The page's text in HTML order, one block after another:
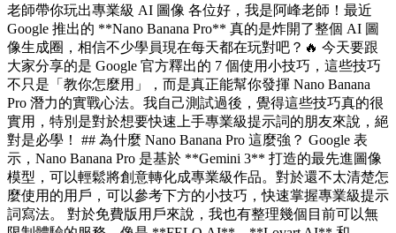
老師帶你玩出專業級 AI 圖像 各位好，我是阿峰老師！最近
Google 推出的 **Nano Banana Pro** 真的是炸開了整個 AI 圖
像生成圈，相信不少學員現在每天都在玩對吧？🔥 今天要跟
大家分享的是 Google 官方釋出的 7 個使用小技巧，這些技巧
不只是「教你怎麼用」，而是真正能幫你發揮 Nano Banana
Pro 潛力的實戰心法。我自己測試過後，覺得這些技巧真的很
實用，特別是對於想要快速上手專業級提示詞的朋友來說，絕
對是必學！ ## 為什麼 Nano Banana Pro 這麼強？ Google 表
示，Nano Banana Pro 是基於 **Gemini 3** 打造的最先進圖像
模型，可以輕鬆將創意轉化成專業級作品。對於還不太清楚怎
麼使用的用戶，可以參考下方的小技巧，快速掌握專業級提示
詞寫法。 對於免費版用戶來說，我也有整理幾個目前可以無